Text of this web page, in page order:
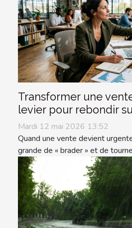
Transformer une
levier pour rebondir
Mardi 12 mai 2026 13:52
Quand une vente devient
grande de « brader » et de